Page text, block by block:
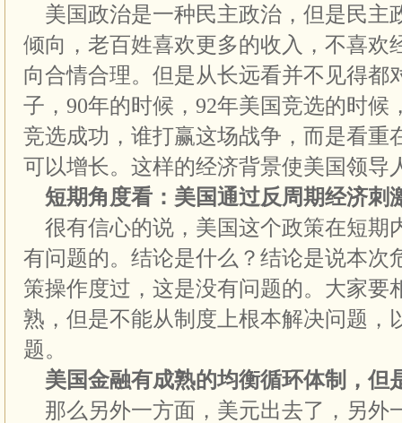
美国政治是一种民主政治，但是民主
倾向，老百姓喜欢更多的收入，不喜欢
向合情合理。但是从长远看并不见得都
子，90年的时候，92年美国竞选的时候
竞选成功，谁打赢这场战争，而是看重
可以增长。这样的经济背景使美国领导
短期角度看：美国通过反周期经济刺
很有信心的说，美国这个政策在短期
有问题的。结论是什么？结论是说本次
策操作度过，这是没有问题的。大家要
熟，但是不能从制度上根本解决问题，
题。
美国金融有成熟的均衡循环体制，但
那么另外一方面，美元出去了，另外